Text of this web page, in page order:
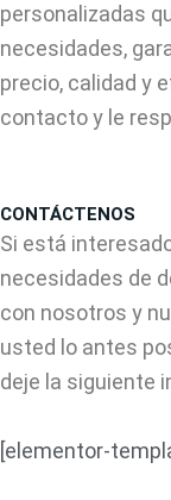
personalizadas
necesidades,
precio, calidad y
contacto y le
CONTÁCTENOS
Si está
necesidades de
con nosotros y
usted lo antes
deje la siguiente
[elementor-